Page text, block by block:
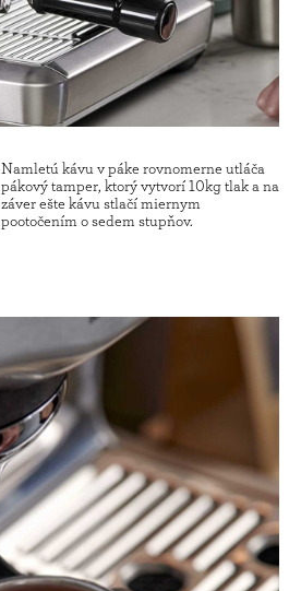
Namletú kávu v páke rovnomerne utláča
pákový tamper, ktorý vytvorí 10kg tlak a na
záver ešte kávu stlačí miernym
pootočením o sedem stupňov.